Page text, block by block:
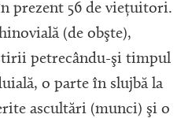
prezent 56 de viețuitori.
(de obşte),
petrecându-şi timpul
o parte în slujbă la
ascultări (munci) şi o